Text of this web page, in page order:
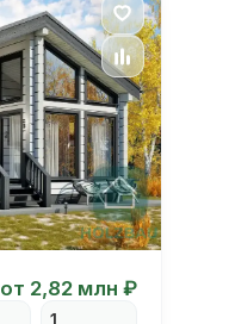
от 2,82 млн ₽